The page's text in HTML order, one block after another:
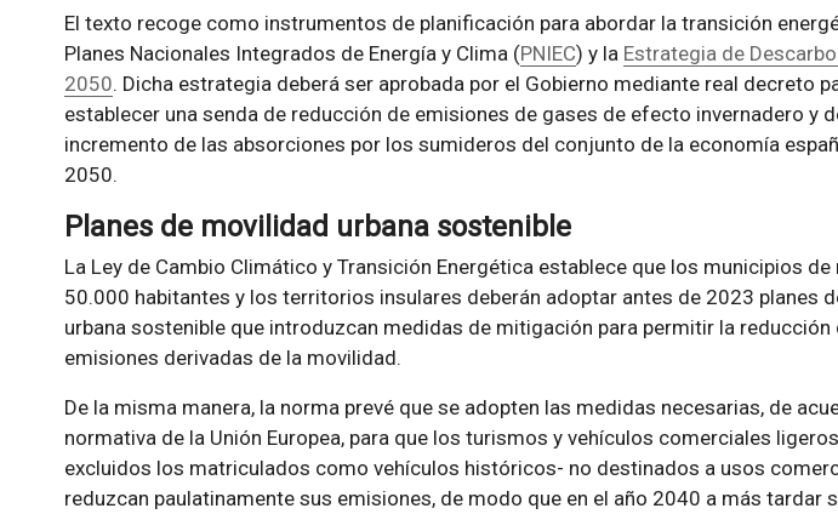
El texto recoge como instrumentos de planificación para abordar la transición
Planes Nacionales Integrados de Energía y Clima (PNIEC) y la Estrategia de
2050. Dicha estrategia deberá ser aprobada por el Gobierno mediante real decreto
establecer una senda de reducción de emisiones de gases de efecto invernadero y
incremento de las absorciones por los sumideros del conjunto de la economía
2050.
Planes de movilidad urbana sostenible
La Ley de Cambio Climático y Transición Energética establece que los municipios de
50.000 habitantes y los territorios insulares deberán adoptar antes de 2023 planes
urbana sostenible que introduzcan medidas de mitigación para permitir la reducción
emisiones derivadas de la movilidad.
De la misma manera, la norma prevé que se adopten las medidas necesarias, de
normativa de la Unión Europea, para que los turismos y vehículos comerciales
excluidos los matriculados como vehículos históricos- no destinados a usos
reduzcan paulatinamente sus emisiones, de modo que en el año 2040 a más tardar